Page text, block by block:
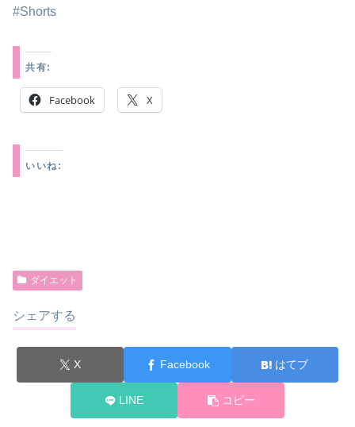
#Shorts
共有:
Facebook X
いいね:
ダイエット
シェアする
X Facebook はてブ
LINE コピー